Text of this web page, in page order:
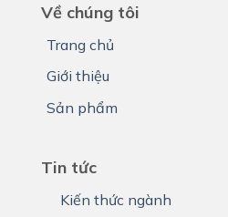
Về chúng tôi
Trang chủ
Giới thiệu
Sản phẩm
Tin tức
Kiến thức ngành